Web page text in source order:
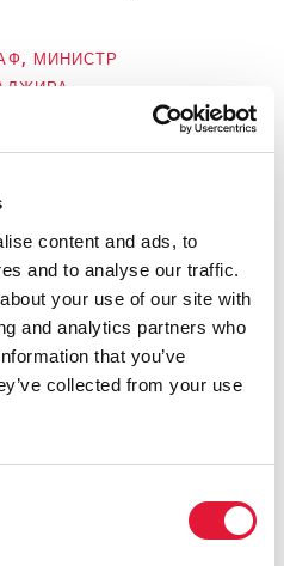
content and ads, to
and to analyse our traffic.
your use of our site with
and analytics partners who
that you’ve
collected from your use
МИНИСТР
Ускорение
играет
этих
программ